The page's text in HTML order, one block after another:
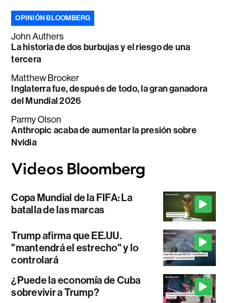
OPINIÓN BLOOMBERG
John Authers
La historia de dos burbujas y el riesgo de una
tercera
Matthew Brooker
Inglaterra fue, después de todo, la gran ganadora
del Mundial 2026
Parmy Olson
Anthropic acaba de aumentar la presión sobre
Nvidia
Copa Mundial de la FIFA: La
batalla de las marcas
Trump afirma que EE.UU.
"mantendrá el estrecho" y lo
controlará
¿Puede la economía de Cuba
sobrevivir a Trump?